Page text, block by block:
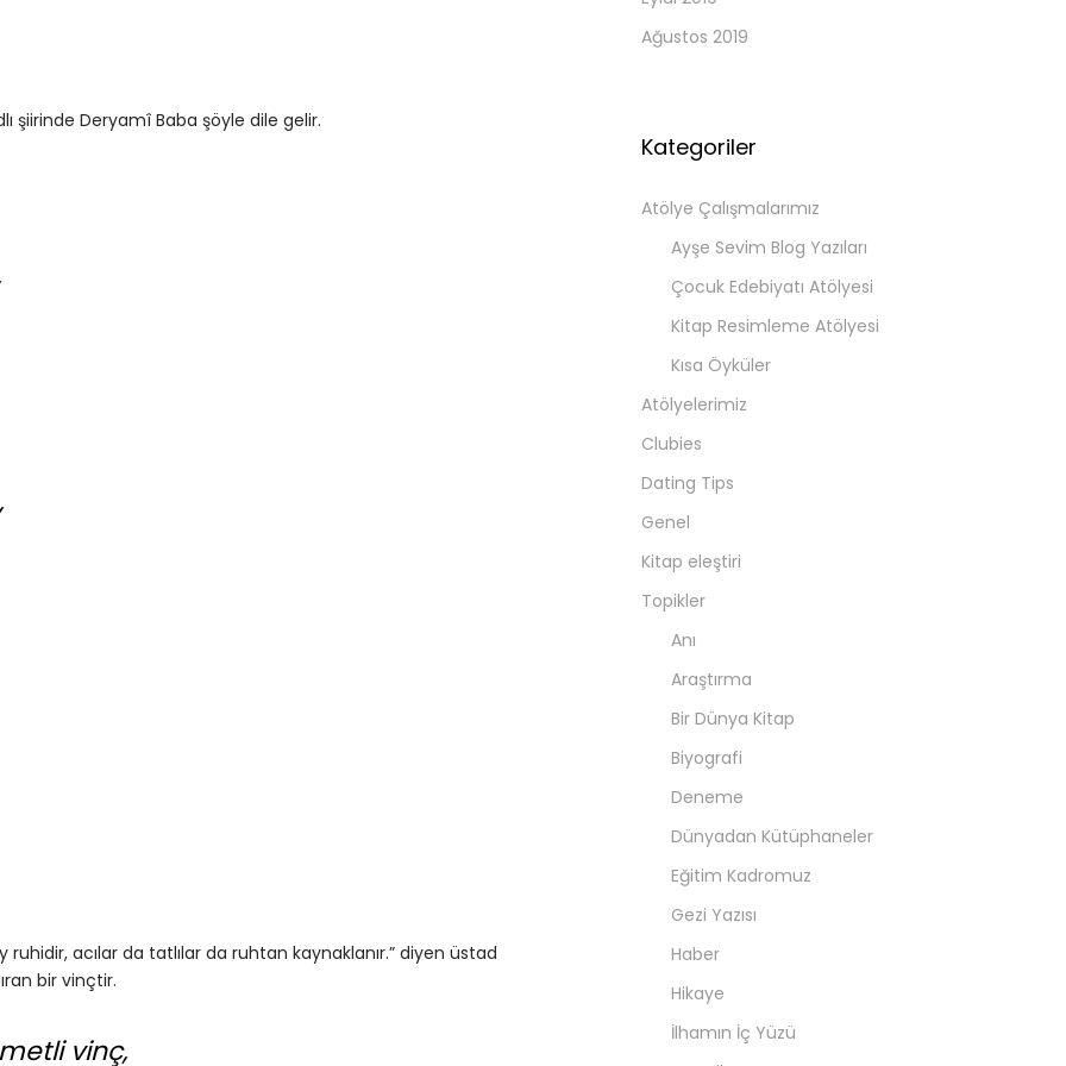
şiirinde Deryamî Baba şöyle dile gelir.
acılar da tatlılar da ruhtan kaynaklanır.” diyen üstad
bir vinçtir.
vinç,
Ağustos 2019
Kategoriler
Atölye Çalışmalarımız
Ayşe Sevim Blog Yazıları
Çocuk Edebiyatı Atölyesi
Kitap Resimleme Atölyesi
Kısa Öyküler
Atölyelerimiz
Clubies
Dating Tips
Genel
Kitap eleştiri
Topikler
Anı
Araştırma
Bir Dünya Kitap
Biyografi
Deneme
Dünyadan Kütüphaneler
Eğitim Kadromuz
Gezi Yazısı
Haber
Hikaye
İlhamın İç Yüzü